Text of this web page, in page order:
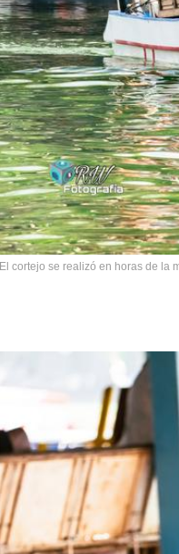
El cortejo se realizó en horas de la